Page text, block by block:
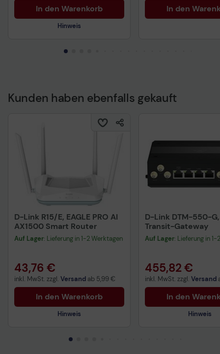
In den Warenkorb
Hinweis
In den
Kunden haben ebenfalls gekauft
D-Link R15/E, EAGLE PRO AI
AX1500 Smart Router
Auf Lager: Lieferung in 1-2 Werktagen
43,76 €
inkl. MwSt. zzgl. Versand ab 5,99 €
In den Warenkorb
Hinweis
D-Link DTM-550-
Transit-Gateway
Auf Lager: Lieferung in
455,82 €
inkl. MwSt. zzgl. Versand
In den
Hinweis